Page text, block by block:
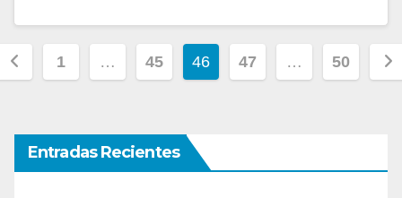
1 … 45 46 47 … 50
Entradas Recientes